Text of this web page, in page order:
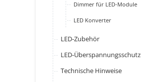
Dimmer für LED-Module
LED Konverter
LED-Zubehör
LED-Überspannungsschutz
Technische Hinweise